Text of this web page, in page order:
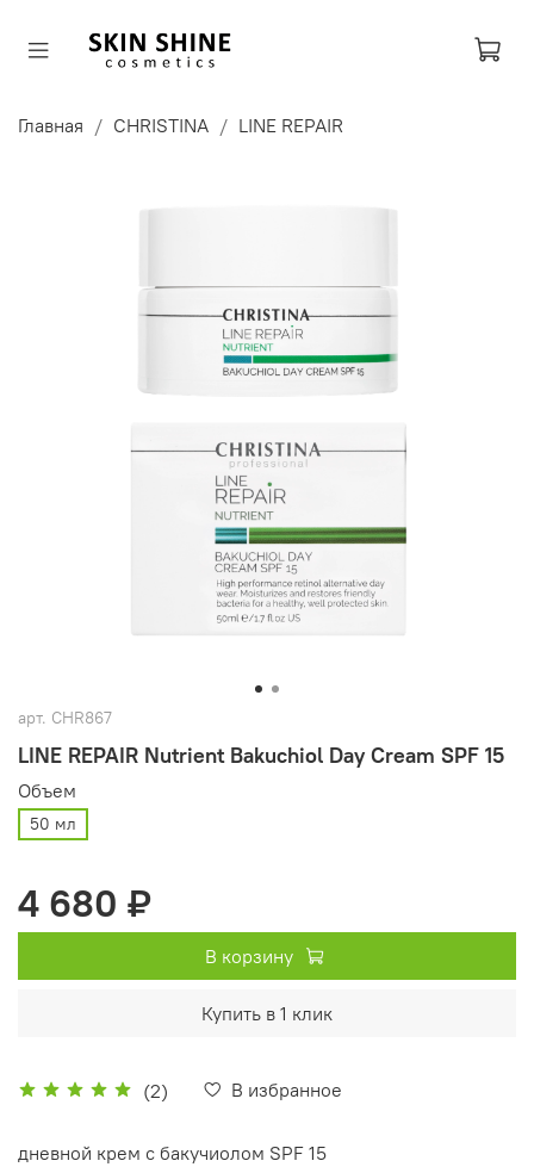
Главная CHRISTINA LINE REPAIR
арт. CHR867
LINE REPAIR Nutrient Bakuchiol Day Cream SPF 15
(2) В избранное
Объем
50 мл
4 680 ₽
В корзину
Купить в 1 клик
дневной крем с бакучиолом SPF 15